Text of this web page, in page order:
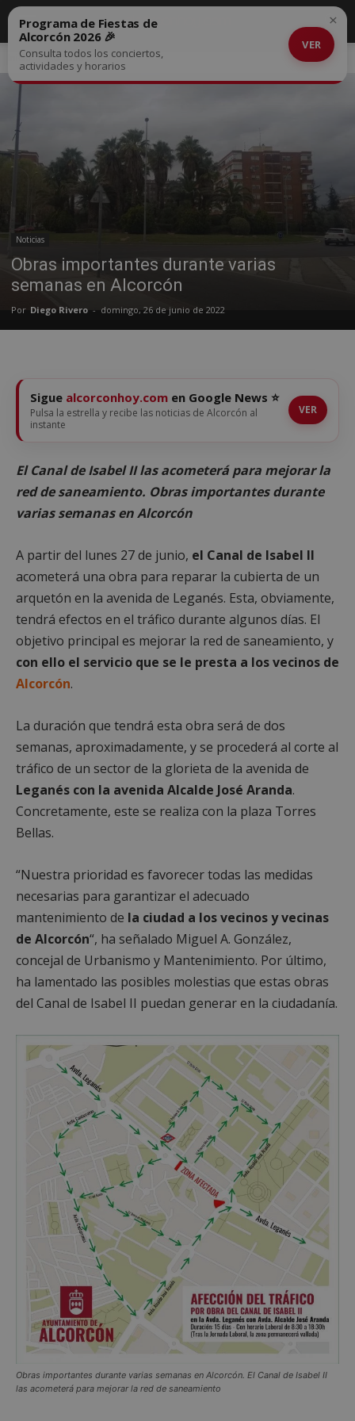
Inicio Noticias
Noticias
Obras importantes durante varias
semanas en Alcorcón
Por Diego Rivero - domingo, 26 de junio de 2022
Programa de Fiestas de
Alcorcón 2026 🎉
Consulta todos los conciertos,
actividades y horarios
VER
×
Sigue alcorconhoy.com en Google News ⭐
Pulsa la estrella y recibe las noticias de Alcorcón al
instante
VER
El Canal de Isabel II las acometerá para mejorar la
red de saneamiento. Obras importantes durante
varias semanas en Alcorcón
A partir del lunes 27 de junio, el Canal de Isabel II
acometerá una obra para reparar la cubierta de un
arquetón en la avenida de Leganés. Esta, obviamente,
tendrá efectos en el tráfico durante algunos días. El
objetivo principal es mejorar la red de saneamiento, y
con ello el servicio que se le presta a los vecinos de
Alcorcón.
La duración que tendrá esta obra será de dos
semanas, aproximadamente, y se procederá al corte al
tráfico de un sector de la glorieta de la avenida de
Leganés con la avenida Alcalde José Aranda.
Concretamente, este se realiza con la plaza Torres
Bellas.
“Nuestra prioridad es favorecer todas las medidas
necesarias para garantizar el adecuado
mantenimiento de la ciudad a los vecinos y vecinas
de Alcorcón“, ha señalado Miguel A. González,
concejal de Urbanismo y Mantenimiento. Por último,
ha lamentado las posibles molestias que estas obras
del Canal de Isabel II puedan generar en la ciudadanía.
Obras importantes durante varias semanas en Alcorcón. El Canal de Isabel II
las acometerá para mejorar la red de saneamiento